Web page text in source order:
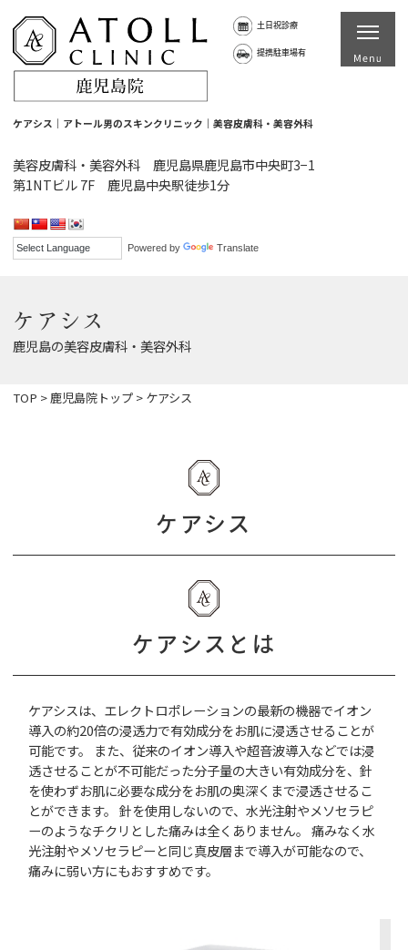
ケアシス｜アトール男のスキンクリニック｜美容皮膚科・美容外科
Powered by Translate
土日祝診療
提携駐車場有
美容皮膚科・美容外科 鹿児島県鹿児島市中央町3−1
第1NTビル 7F 鹿児島中央駅徒歩1分
ケアシス
鹿児島の美容皮膚科・美容外科
TOP > 鹿児島院トップ > ケアシス
ケアシス
ケアシスとは
ケアシスは、エレクトロポレーションの最新の機器でイオン
導入の約20倍の浸透力で有効成分をお肌に浸透させることが
可能です。 また、従来のイオン導入や超音波導入などでは浸
透させることが不可能だった分子量の大きい有効成分を、針
を使わずお肌に必要な成分をお肌の奥深くまで浸透させるこ
とができます。 針を使用しないので、水光注射やメソセラピ
ーのようなチクリとした痛みは全くありません。 痛みなく水
光注射やメソセラピーと同じ真皮層まで導入が可能なので、
痛みに弱い方にもおすすめです。